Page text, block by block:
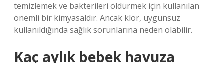
temizlemek ve bakterileri öldürmek için kullanılan
önemli bir kimyasaldır. Ancak klor, uygunsuz
kullanıldığında sağlık sorunlarına neden olabilir.
Kaç aylık bebek havuza